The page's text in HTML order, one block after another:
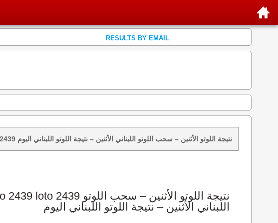
RESULTS BY EMAIL
نتائج سحب اللوتو 2439 الأثنين 2026-08-10 – سحب zeed زيد loto 2439 loto 2439 نتيجة اللوتو الأثنين – سحب اللوتو اللبناني الأثنين – نتيجة اللوتو اللبناني اليوم
اللبناني الأثنين – نتيجة اللوتو اللبناني اليوم